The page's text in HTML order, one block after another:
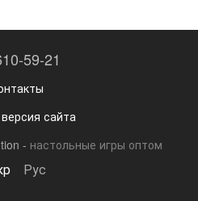
59-21
сайта
- настольные игры оптом
Рус